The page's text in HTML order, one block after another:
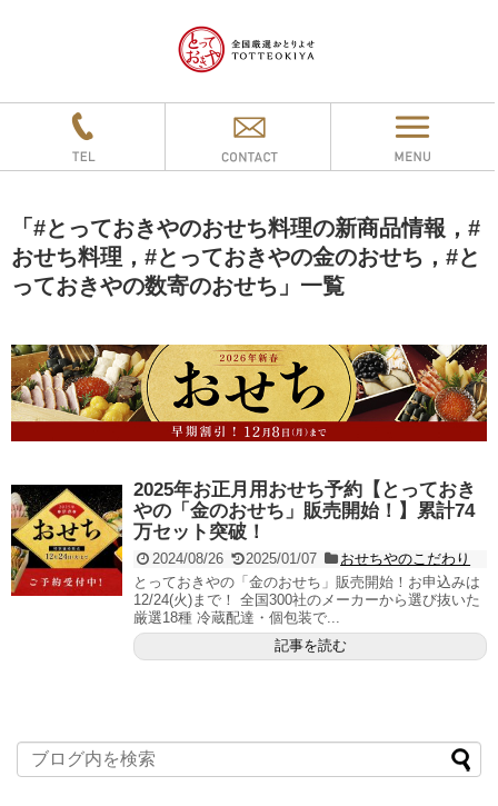
「 #とっておきやのおせち料理の新商品情報，#
おせち料理，#とっておきやの金のおせち，#と
っておきやの数寄のおせち 」 一覧
2025年お正月用おせち予約【とっておき
やの「金のおせち」販売開始！】累計74
万セット突破！
2024/08/26 2025/01/07
おせちやのこだわり
とっておきやの「金のおせち」販売開始！お申込みは
12/24(火)まで！ 全国300社のメーカーから選び抜いた
厳選18種 冷蔵配達・個包装で...
記事を読む